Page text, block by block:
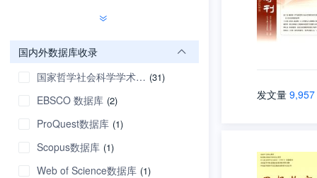
国内外数据库收录
国家哲学社会科学学术期刊数据库 (31)
EBSCO 数据库 (2)
ProQuest数据库 (1)
Scopus数据库 (1)
Web of Science数据库 (1)
发文量 9,957